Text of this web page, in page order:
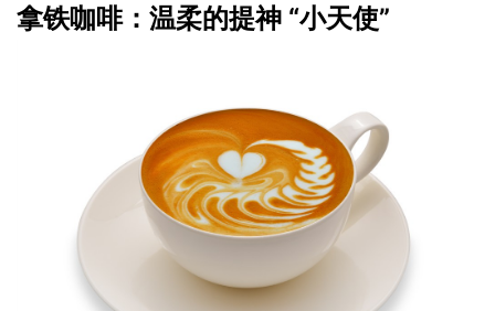
拿铁咖啡：温柔的提神 “小天使”